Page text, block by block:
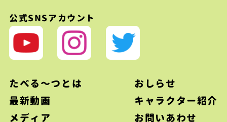
公式SNSアカウント
たべる〜つとは
最新動画
メディア
おしらせ
キャラクター紹介
お問いあわせ